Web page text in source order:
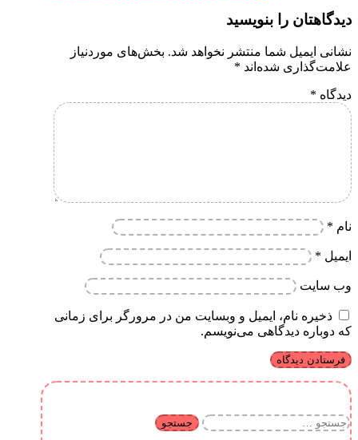
دیدگاهتان را بنویسید
نشانی ایمیل شما منتشر نخواهد شد. بخش‌های موردنیاز
علامت‌گذاری شده‌اند *
دیدگاه *
نام *
ایمیل *
وب‌ سایت
ذخیره نام، ایمیل و وبسایت من در مرورگر برای زمانی
که دوباره دیدگاهی می‌نویسم.
جستجو
برای: